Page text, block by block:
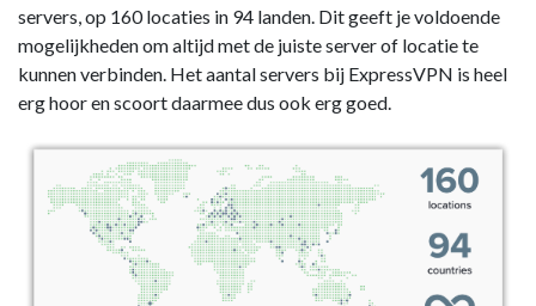
servers, op 160 locaties in 94 landen. Dit geeft je voldoende
mogelijkheden om altijd met de juiste server of locatie te
kunnen verbinden. Het aantal servers bij ExpressVPN is heel
erg hoor en scoort daarmee dus ook erg goed.